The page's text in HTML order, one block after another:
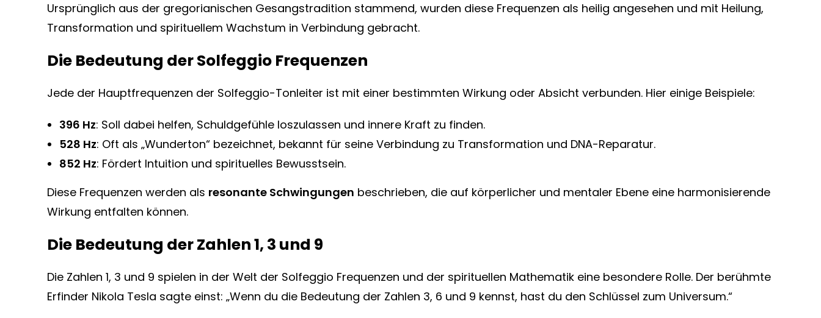
Ursprünglich aus der gregorianischen Gesangstradition stammend, wurden diese Frequenzen als heilig angesehen und mit Heilung,
Transformation und spirituellem Wachstum in Verbindung gebracht.
Die Bedeutung der Solfeggio Frequenzen
Jede der Hauptfrequenzen der Solfeggio-Tonleiter ist mit einer bestimmten Wirkung oder Absicht verbunden. Hier einige Beispiele:
396 Hz: Soll dabei helfen, Schuldgefühle loszulassen und innere Kraft zu finden.
528 Hz: Oft als „Wunderton“ bezeichnet, bekannt für seine Verbindung zu Transformation und DNA-Reparatur.
852 Hz: Fördert Intuition und spirituelles Bewusstsein.
Diese Frequenzen werden als resonante Schwingungen beschrieben, die auf körperlicher und mentaler Ebene eine harmonisierende
Wirkung entfalten können.
Die Bedeutung der Zahlen 1, 3 und 9
Die Zahlen 1, 3 und 9 spielen in der Welt der Solfeggio Frequenzen und der spirituellen Mathematik eine besondere Rolle. Der berühmte
Erfinder Nikola Tesla sagte einst: „Wenn du die Bedeutung der Zahlen 3, 6 und 9 kennst, hast du den Schlüssel zum Universum.“